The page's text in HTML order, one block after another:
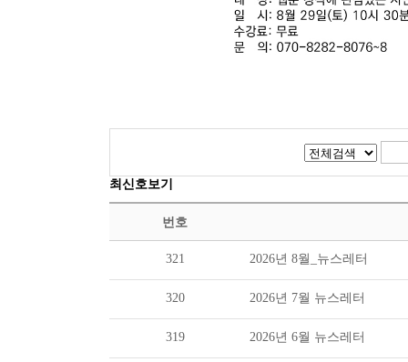
최신호보기
번호
321 2026년 8월_뉴스레터
320 2026년 7월 뉴스레터
319 2026년 6월 뉴스레터